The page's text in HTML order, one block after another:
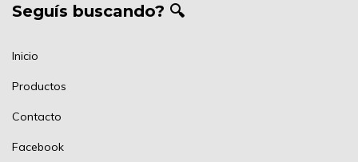
Seguís buscando? 🔍
Inicio
Productos
Contacto
Facebook